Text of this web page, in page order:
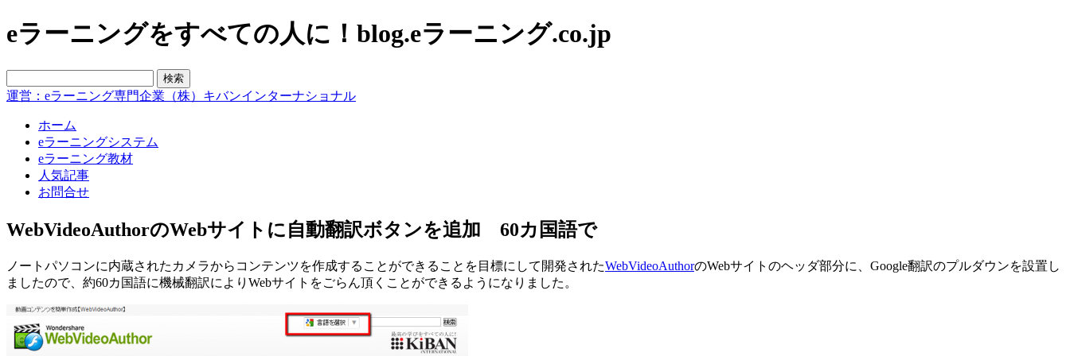
eラーニングをすべての人に！blog.eラーニング.co.jp
運営：eラーニング専門企業（株）キバンインターナショナル
ホーム
eラーニングシステム
eラーニング教材
人気記事
お問合せ
WebVideoAuthorのWebサイトに自動翻訳ボタンを追加 60カ国語で
ノートパソコンに内蔵されたカメラからコンテンツを作成することができることを目標にして開発されたWebVideoAuthorのWebサイトのヘッダ部分に、Google翻訳のプルダウンを設置し
ましたので、約60カ国語に機械翻訳によりWebサイトをごらん頂くことができるようになりました。